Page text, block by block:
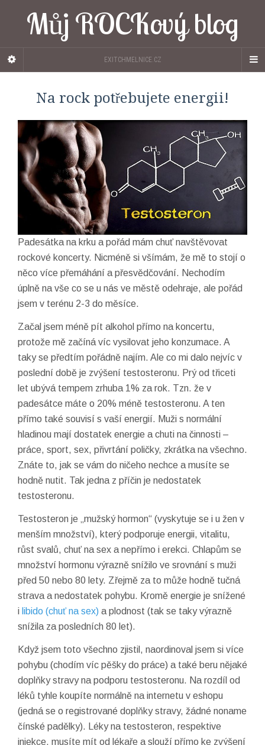
Můj ROCKový blog
EXITCHMELNICE.CZ
Na rock potřebujete energii!
Padesátka na krku a pořád mám chuť navštěvovat
rockové koncerty. Nicméně si všímám, že mě to stojí o
něco více přemáhání a přesvědčování. Nechodím
úplně na vše co se u nás ve městě odehraje, ale pořád
jsem v terénu 2-3 do měsíce.
Začal jsem méně pít alkohol přímo na koncertu,
protože mě začíná víc vysilovat jeho konzumace. A
taky se předtím pořádně najím. Ale co mi dalo nejvíc v
poslední době je zvýšení testosteronu. Prý od třiceti
let ubývá tempem zrhuba 1% za rok. Tzn. že v
padesátce máte o 20% méně testosteronu. A ten
přímo také souvisí s vaší energií. Muži s normální
hladinou mají dostatek energie a chuti na činnosti –
práce, sport, sex, přivrtání poličky, zkrátka na všechno.
Znáte to, jak se vám do ničeho nechce a musíte se
hodně nutit. Tak jedna z příčin je nedostatek
testosteronu.
Testosteron je „mužský hormon“ (vyskytuje se i u žen v
menším množství), který podporuje energii, vitalitu,
růst svalů, chuť na sex a nepřímo i erekci. Chlapům se
množství hormonu výrazně snížilo ve srovnání s muži
před 50 nebo 80 lety. Zřejmě za to může hodně tučná
strava a nedostatek pohybu. Kromě energie je snížené
i libido (chuť na sex) a plodnost (tak se taky výrazně
snížila za posledních 80 let).
Když jsem toto všechno zjistil, naordinoval jsem si více
pohybu (chodím víc pěšky do práce) a také beru nějaké
doplňky stravy na podporu testosteronu. Na rozdíl od
léků tyhle koupíte normálně na internetu v eshopu
(jedná se o registrované doplňky stravy, žádné noname
čínské padělky). Léky na testosteron, respektive
injekce, musíte mít od lékaře a slouží přímo ke zvýšení